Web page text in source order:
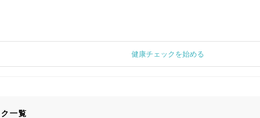
健康チェックを始める
一覧